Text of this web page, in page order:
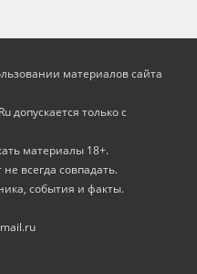
материалов сайта
допускается только с
материалы 18+.
всегда совпадать.
события и факты.